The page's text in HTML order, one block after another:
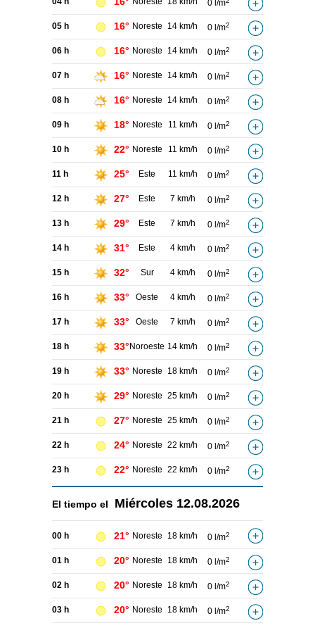
0 l/m
05 h 16° Noreste 14 km/h 0 l/m2
06 h 16° Noreste 14 km/h 0 l/m2
07 h 16° Noreste 14 km/h 0 l/m2
08 h 16° Noreste 14 km/h 0 l/m2
09 h 18° Noreste 11 km/h 0 l/m2
10 h 22° Noreste 11 km/h 0 l/m2
11 h 25° Este 11 km/h 0 l/m2
12 h 27° Este 7 km/h 0 l/m2
13 h 29° Este 7 km/h 0 l/m2
14 h 31° Este 4 km/h 0 l/m2
15 h 32° Sur 4 km/h 0 l/m2
16 h 33° Oeste 4 km/h 0 l/m2
17 h 33° Oeste 7 km/h 0 l/m2
18 h 33° Noroeste 14 km/h 0 l/m2
19 h 33° Noreste 18 km/h 0 l/m2
20 h 29° Noreste 25 km/h 0 l/m2
21 h 27° Noreste 25 km/h 0 l/m2
22 h 24° Noreste 22 km/h 0 l/m2
23 h 22° Noreste 22 km/h 0 l/m2
El tiempo el Miércoles 12.08.2026
00 h 21° Noreste 18 km/h 0 l/m2
01 h 20° Noreste 18 km/h 0 l/m2
02 h 20° Noreste 18 km/h 0 l/m2
03 h 20° Noreste 18 km/h 0 l/m2